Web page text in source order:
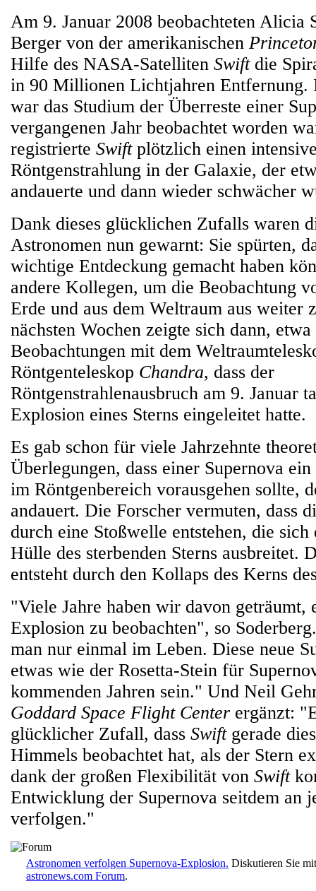
Am 9. Januar 2008 beobachteten Alicia
Berger von der amerikanischen
Hilfe des NASA-Satelliten Swiftdie
in 90 Millionen Lichtjahren Entfernung.
war das Studium der Überreste einer
vergangenen Jahr beobachtet worden
registrierte Swiftplötzlich einen
Röntgenstrahlung in der Galaxie, der
andauerte und dann wieder schwächer
Dank dieses glücklichen Zufalls waren
Astronomen nun gewarnt: Sie spürten,
wichtige Entdeckung gemacht haben
andere Kollegen, um die Beobachtung
Erde und aus dem Weltraum aus weiter
nächsten Wochen zeigte sich dann,
Beobachtungen mit dem
Röntgenteleskop Chandra, dass der
Röntgenstrahlenausbruch am 9. Januar
Explosion eines Sterns eingeleitet hatte.
Es gab schon für viele Jahrzehnte
Überlegungen, dass einer Supernova
im Röntgenbereich vorausgehen sollte,
andauert. Die Forscher vermuten, dass
durch eine Stoßwelle entstehen, die sich
Hülle des sterbenden Sterns ausbreitet.
entsteht durch den Kollaps des Kerns
"Viele Jahre haben wir davon geträumt,
Explosion zu beobachten", so
man nur einmal im Leben. Diese neue
etwas wie der Rosetta-Stein für
kommenden Jahren sein." Und Neil
Goddard Space Flight Center ergänzt:
glücklicher Zufall, dass Swiftgerade
Himmels beobachtet hat, als der Stern
dank der großen Flexibilität von Swift
Entwicklung der Supernova seitdem an
verfolgen."
Astronomen verfolgen Supernova-Explosion. Diskutieren Sie
astronews.com Forum.